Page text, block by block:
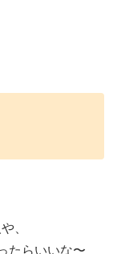
、
たらいいな〜